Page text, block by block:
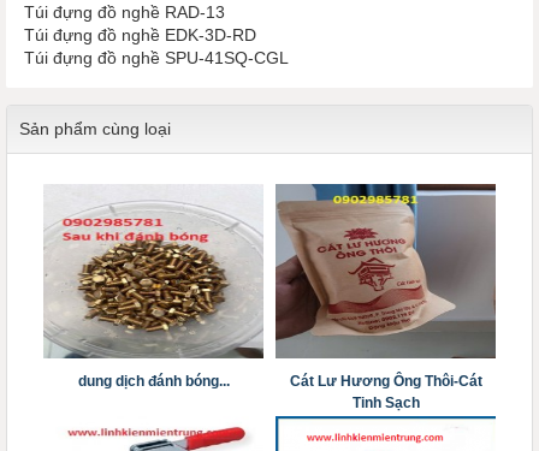
Túi đựng đồ nghề RAD-13
Túi đựng đồ nghề EDK-3D-RD
Túi đựng đồ nghề SPU-41SQ-CGL
Sản phẩm cùng loại
dung dịch đánh bóng...
Cát Lư Hương Ông Thôi-Cát
Tinh Sạch